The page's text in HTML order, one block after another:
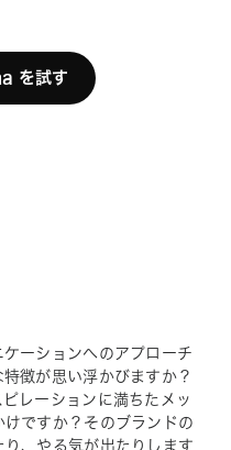
を試す
ーションへのアプローチ
徴が思い浮かびますか？
レーションに満ちたメッ
ですか？そのブランドの
、やる気が出たりします